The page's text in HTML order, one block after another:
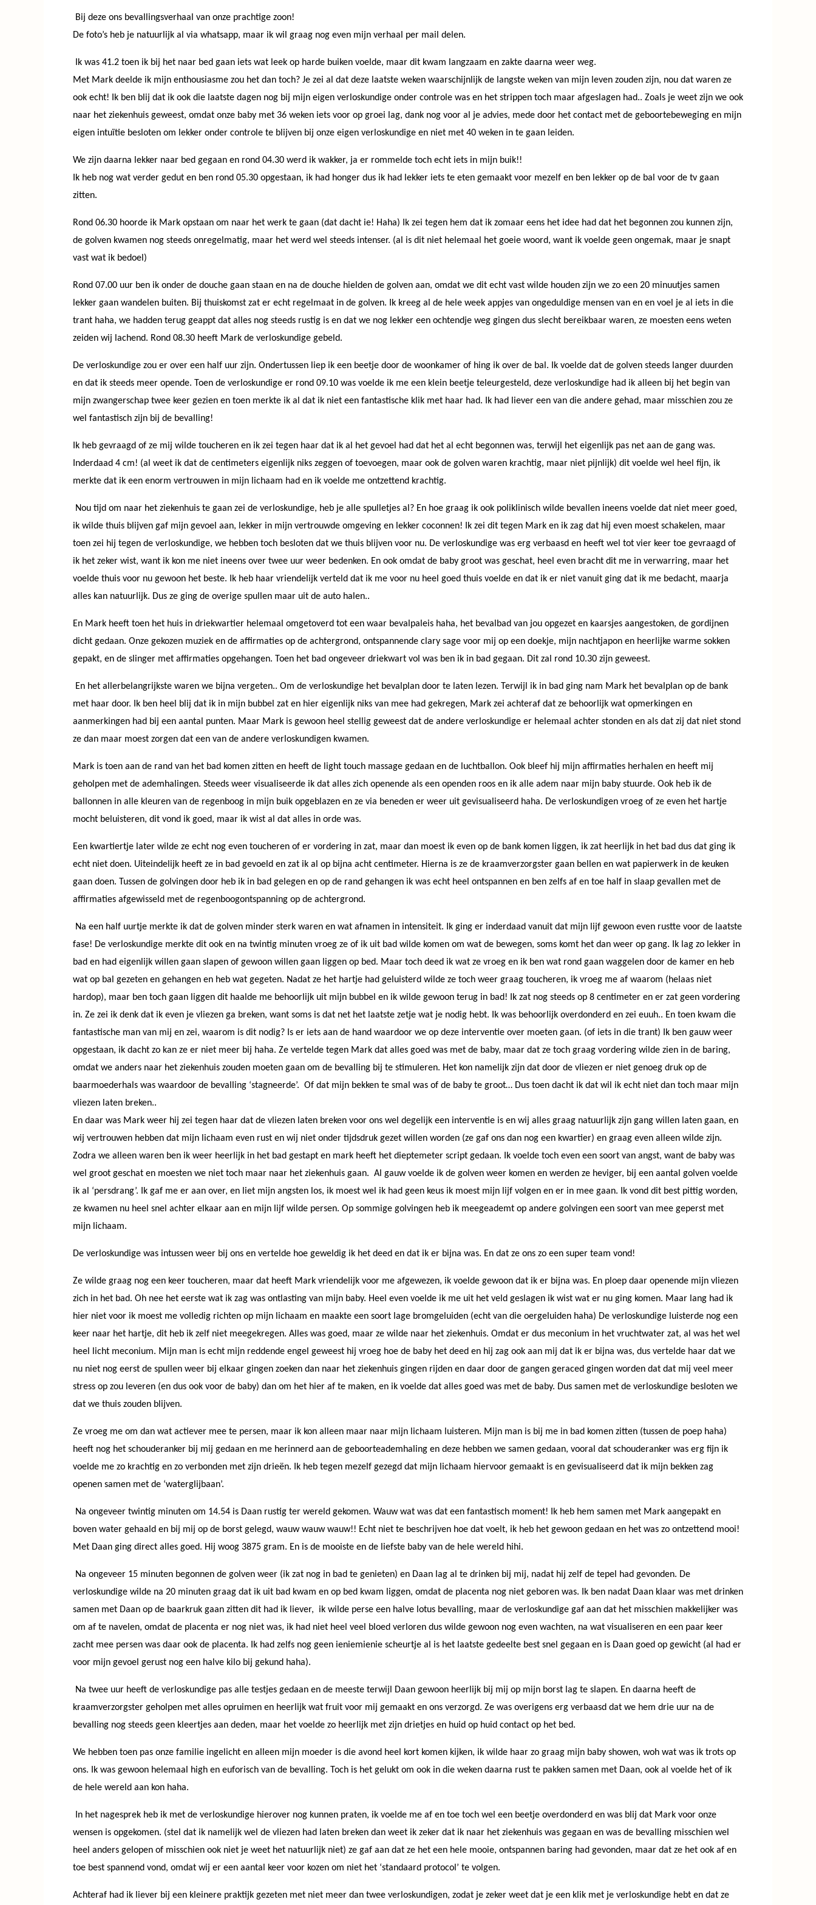
Bij deze ons bevallingsverhaal van onze prachtige zoon!
De foto’s heb je natuurlijk al via whatsapp, maar ik wil graag nog even mijn verhaal per mail delen.
Ik was 41.2 toen ik bij het naar bed gaan iets wat leek op harde buiken voelde, maar dit kwam langzaam en zakte daarna weer weg.
Met Mark deelde ik mijn enthousiasme zou het dan toch? Je zei al dat deze laatste weken waarschijnlijk de langste weken van mijn leven zouden zijn, nou dat waren ze
ook echt! Ik ben blij dat ik ook die laatste dagen nog bij mijn eigen verloskundige onder controle was en het strippen toch maar afgeslagen had.. Zoals je weet zijn we ook
naar het ziekenhuis geweest, omdat onze baby met 36 weken iets voor op groei lag, dank nog voor al je advies, mede door het contact met de geboortebeweging en mijn
eigen intuïtie besloten om lekker onder controle te blijven bij onze eigen verloskundige en niet met 40 weken in te gaan leiden.
We zijn daarna lekker naar bed gegaan en rond 04.30 werd ik wakker, ja er rommelde toch echt iets in mijn buik!!
Ik heb nog wat verder gedut en ben rond 05.30 opgestaan, ik had honger dus ik had lekker iets te eten gemaakt voor mezelf en ben lekker op de bal voor de tv gaan
zitten.
Rond 06.30 hoorde ik Mark opstaan om naar het werk te gaan (dat dacht ie! Haha) Ik zei tegen hem dat ik zomaar eens het idee had dat het begonnen zou kunnen zijn,
de golven kwamen nog steeds onregelmatig, maar het werd wel steeds intenser. (al is dit niet helemaal het goeie woord, want ik voelde geen ongemak, maar je snapt
vast wat ik bedoel)
Rond 07.00 uur ben ik onder de douche gaan staan en na de douche hielden de golven aan, omdat we dit echt vast wilde houden zijn we zo een 20 minuutjes samen
lekker gaan wandelen buiten. Bij thuiskomst zat er echt regelmaat in de golven. Ik kreeg al de hele week appjes van ongeduldige mensen van en en voel je al iets in die
trant haha, we hadden terug geappt dat alles nog steeds rustig is en dat we nog lekker een ochtendje weg gingen dus slecht bereikbaar waren, ze moesten eens weten
zeiden wij lachend. Rond 08.30 heeft Mark de verloskundige gebeld.
De verloskundige zou er over een half uur zijn. Ondertussen liep ik een beetje door de woonkamer of hing ik over de bal. Ik voelde dat de golven steeds langer duurden
en dat ik steeds meer opende. Toen de verloskundige er rond 09.10 was voelde ik me een klein beetje teleurgesteld, deze verloskundige had ik alleen bij het begin van
mijn zwangerschap twee keer gezien en toen merkte ik al dat ik niet een fantastische klik met haar had. Ik had liever een van die andere gehad, maar misschien zou ze
wel fantastisch zijn bij de bevalling!
Ik heb gevraagd of ze mij wilde toucheren en ik zei tegen haar dat ik al het gevoel had dat het al echt begonnen was, terwijl het eigenlijk pas net aan de gang was.
Inderdaad 4 cm! (al weet ik dat de centimeters eigenlijk niks zeggen of toevoegen, maar ook de golven waren krachtig, maar niet pijnlijk) dit voelde wel heel fijn, ik
merkte dat ik een enorm vertrouwen in mijn lichaam had en ik voelde me ontzettend krachtig.
Nou tijd om naar het ziekenhuis te gaan zei de verloskundige, heb je alle spulletjes al? En hoe graag ik ook poliklinisch wilde bevallen ineens voelde dat niet meer goed,
ik wilde thuis blijven gaf mijn gevoel aan, lekker in mijn vertrouwde omgeving en lekker coconnen!
Ik zei dit tegen Mark en ik zag dat hij even moest schakelen, maar
toen zei hij tegen de verloskundige, we hebben toch besloten dat we thuis blijven voor nu. De verloskundige was erg verbaasd en heeft wel tot vier keer toe gevraagd of
ik het zeker wist, want ik kon me niet ineens over twee uur weer bedenken. En ook omdat de baby groot was geschat, heel even bracht dit me in verwarring, maar het
voelde thuis voor nu gewoon het beste.
Ik heb haar vriendelijk verteld dat ik me voor nu heel goed thuis voelde en dat ik er niet vanuit ging dat ik me bedacht, maarja
alles kan natuurlijk. Dus ze ging de overige spullen maar uit de auto halen..
En Mark heeft toen het huis in driekwartier helemaal omgetoverd tot een waar bevalpaleis haha, het bevalbad van jou opgezet en kaarsjes aangestoken, de gordijnen
dicht gedaan. Onze gekozen muziek en de affirmaties op de achtergrond, ontspannende clary sage voor mij op een doekje, mijn nachtjapon en heerlijke warme sokken
gepakt, en de slinger met affirmaties opgehangen. Toen het bad ongeveer driekwart vol was ben ik in bad gegaan. Dit zal rond 10.30 zijn geweest.
En het allerbelangrijkste waren we bijna vergeten.. Om de verloskundige het bevalplan door te laten lezen. Terwijl ik in bad ging nam Mark het bevalplan op de bank
met haar door. Ik ben heel blij dat ik in mijn bubbel zat en hier eigenlijk niks van mee had gekregen, Mark zei achteraf dat ze behoorlijk wat opmerkingen en
aanmerkingen had bij een aantal punten. Maar Mark is gewoon heel stellig geweest dat de andere verloskundige er helemaal achter stonden en als dat zij dat niet stond
ze dan maar moest zorgen dat een van de andere verloskundigen kwamen.
Mark is toen aan de rand van het bad komen zitten en heeft de light touch massage gedaan en de luchtballon. Ook bleef hij mijn affirmaties herhalen en heeft mij
geholpen met de ademhalingen. Steeds weer visualiseerde ik dat alles zich openende als een openden roos en ik alle adem naar mijn baby stuurde. Ook heb ik de
ballonnen in alle kleuren van de regenboog in mijn buik opgeblazen en ze via beneden er weer uit gevisualiseerd haha. De verloskundigen vroeg of ze even het hartje
mocht beluisteren, dit vond ik goed, maar ik wist al dat alles in orde was.
Een kwartiertje later wilde ze echt nog even toucheren of er vordering in zat, maar dan moest ik even op de bank komen liggen, ik zat heerlijk in het bad dus dat ging ik
echt niet doen. Uiteindelijk heeft ze in bad gevoeld en zat ik al op bijna acht centimeter. Hierna is ze de kraamverzorgster gaan bellen en wat papierwerk in de keuken
gaan doen. Tussen de golvingen door heb ik in bad gelegen en op de rand gehangen ik was echt heel ontspannen en ben zelfs af en toe half in slaap gevallen met de
affirmaties afgewisseld met de regenboogontspanning op de achtergrond.
Na een half uurtje merkte ik dat de golven minder sterk waren en wat afnamen in intensiteit. Ik ging er inderdaad vanuit dat mijn lijf gewoon even rustte voor de laatste
fase! De verloskundige merkte dit ook en na twintig minuten vroeg ze of ik uit bad wilde komen om wat de bewegen, soms komt het dan weer op gang. Ik lag zo lekker in
bad en had eigenlijk willen gaan slapen of gewoon willen gaan liggen op bed. Maar toch deed ik wat ze vroeg en ik ben wat rond gaan waggelen door de kamer en heb
wat op bal gezeten en gehangen en heb wat gegeten. Nadat ze het hartje had geluisterd wilde ze toch weer graag toucheren, ik vroeg me af waarom (helaas niet
hardop), maar ben toch gaan liggen dit haalde me behoorlijk uit mijn bubbel en ik wilde gewoon terug in bad! Ik zat nog steeds op 8 centimeter en er zat geen vordering
in. Ze zei ik denk dat ik even je vliezen ga breken, want soms is dat net het laatste zetje wat je nodig hebt. Ik was behoorlijk overdonderd en zei euuh.. En toen kwam die
fantastische man van mij en zei, waarom is dit nodig? Is er iets aan de hand waardoor we op deze interventie over moeten gaan. (of iets in die trant) Ik ben gauw weer
opgestaan, ik dacht zo kan ze er niet meer bij haha. Ze vertelde tegen Mark dat alles goed was met de baby, maar dat ze toch graag vordering wilde zien in de baring,
omdat we anders naar het ziekenhuis zouden moeten gaan om de bevalling bij te stimuleren. Het kon namelijk zijn dat door de vliezen er niet genoeg druk op de
baarmoederhals was waardoor de bevalling ‘stagneerde’. Of dat mijn bekken te smal was of de baby te groot… Dus toen dacht ik dat wil ik echt niet dan toch maar mijn
vliezen laten breken..
En daar was Mark weer hij zei tegen haar dat de vliezen laten breken voor ons wel degelijk een interventie is en wij alles graag natuurlijk zijn gang willen laten gaan, en
wij vertrouwen hebben dat mijn lichaam even rust en wij niet onder tijdsdruk gezet willen worden (ze gaf ons dan nog een kwartier) en graag even alleen wilde zijn.
Zodra we alleen waren ben ik weer heerlijk in het bad gestapt en mark heeft het dieptemeter script gedaan. Ik voelde toch even een soort van angst, want de baby was
wel groot geschat en moesten we niet toch maar naar het ziekenhuis gaan. Al gauw voelde ik de golven weer komen en werden ze heviger, bij een aantal golven voelde
ik al ‘persdrang’. Ik gaf me er aan over, en liet mijn angsten los, ik moest wel ik had geen keus ik moest mijn lijf volgen en er in mee gaan. Ik vond dit best pittig worden,
ze kwamen nu heel snel achter elkaar aan en mijn lijf wilde persen. Op sommige golvingen heb ik meegeademt op andere golvingen een soort van mee geperst met
mijn lichaam.
De verloskundige was intussen weer bij ons en vertelde hoe geweldig ik het deed en dat ik er bijna was. En dat ze ons zo een super team vond!
Ze wilde graag nog een keer toucheren, maar dat heeft Mark vriendelijk voor me afgewezen, ik voelde gewoon dat ik er bijna was. En ploep daar openende mijn vliezen
zich in het bad. Oh nee het eerste wat ik zag was ontlasting van mijn baby. Heel even voelde ik me uit het veld geslagen ik wist wat er nu ging komen. Maar lang had ik
hier niet voor ik moest me volledig richten op mijn lichaam en maakte een soort lage bromgeluiden (echt van die oergeluiden haha) De verloskundige luisterde nog een
keer naar het hartje, dit heb ik zelf niet meegekregen. Alles was goed, maar ze wilde naar het ziekenhuis. Omdat er dus meconium in het vruchtwater zat, al was het wel
heel licht meconium. Mijn man is echt mijn reddende engel geweest hij vroeg hoe de baby het deed en hij zag ook aan mij dat ik er bijna was, dus vertelde haar dat we
nu niet nog eerst de spullen weer bij elkaar gingen zoeken dan naar het ziekenhuis gingen rijden en daar door de gangen geraced gingen worden dat dat mij veel meer
stress op zou leveren (en dus ook voor de baby) dan om het hier af te maken, en ik voelde dat alles goed was met de baby. Dus samen met de verloskundige besloten we
dat we thuis zouden blijven.
Ze vroeg me om dan wat actiever mee te persen, maar ik kon alleen maar naar mijn lichaam luisteren. Mijn man is bij me in bad komen zitten (tussen de poep haha)
heeft nog het schouderanker bij mij gedaan en me herinnerd aan de geboorteademhaling en deze hebben we samen gedaan, vooral dat schouderanker was erg fijn ik
voelde me zo krachtig en zo verbonden met zijn drieën. Ik heb tegen mezelf gezegd dat mijn lichaam hiervoor gemaakt is en gevisualiseerd dat ik mijn bekken zag
openen samen met de ‘waterglijbaan’.
Na ongeveer twintig minuten om 14.54 is Daan rustig ter wereld gekomen. Wauw wat was dat een fantastisch moment! Ik heb hem samen met Mark aangepakt en
boven water gehaald en bij mij op de borst gelegd, wauw wauw wauw!! Echt niet te beschrijven hoe dat voelt, ik heb het gewoon gedaan en het was zo ontzettend mooi!
Met Daan ging direct alles goed. Hij woog 3875 gram. En is de mooiste en de liefste baby van de hele wereld hihi.
Na ongeveer 15 minuten begonnen de golven weer (ik zat nog in bad te genieten) en Daan lag al te drinken bij mij, nadat hij zelf de tepel had gevonden. De
verloskundige wilde na 20 minuten graag dat ik uit bad kwam en op bed kwam liggen, omdat de placenta nog niet geboren was. Ik ben nadat Daan klaar was met drinken
samen met Daan op de baarkruk gaan zitten dit had ik liever, ik wilde perse een halve lotus bevalling, maar de verloskundige gaf aan dat het misschien makkelijker was
om af te navelen, omdat de placenta er nog niet was, ik had niet heel veel bloed verloren dus wilde gewoon nog even wachten, na wat visualiseren en een paar keer
zacht mee persen was daar ook de placenta. Ik had zelfs nog geen ieniemienie scheurtje al is het laatste gedeelte best snel gegaan en is Daan goed op gewicht (al had er
voor mijn gevoel gerust nog een halve kilo bij gekund haha).
Na twee uur heeft de verloskundige pas alle testjes gedaan en de meeste terwijl Daan gewoon heerlijk bij mij op mijn borst lag te slapen. En daarna heeft de
kraamverzorgster geholpen met alles opruimen en heerlijk wat fruit voor mij gemaakt en ons verzorgd. Ze was overigens erg verbaasd dat we hem drie uur na de
bevalling nog steeds geen kleertjes aan deden, maar het voelde zo heerlijk met zijn drietjes en huid op huid contact op het bed.
We hebben toen pas onze familie ingelicht en alleen mijn moeder is die avond heel kort komen kijken, ik wilde haar zo graag mijn baby showen, woh wat was ik trots op
ons. Ik was gewoon helemaal high en euforisch van de bevalling. Toch is het gelukt om ook in die weken daarna rust te pakken samen met Daan, ook al voelde het of ik
de hele wereld aan kon haha.
In het nagesprek heb ik met de verloskundige hierover nog kunnen praten, ik voelde me af en toe toch wel een beetje overdonderd en was blij dat Mark voor onze
wensen is opgekomen. (stel dat ik namelijk wel de vliezen had laten breken dan weet ik zeker dat ik naar het ziekenhuis was gegaan en was de bevalling misschien wel
heel anders gelopen of misschien ook niet je weet het natuurlijk niet) ze gaf aan dat ze het een hele mooie, ontspannen baring had gevonden, maar dat ze het ook af en
toe best spannend vond, omdat wij er een aantal keer voor kozen om niet het ‘standaard protocol’ te volgen.
Achteraf had ik liever bij een kleinere praktijk gezeten met niet meer dan twee verloskundigen, zodat je zeker weet dat je een klik met je verloskundige hebt en dat ze